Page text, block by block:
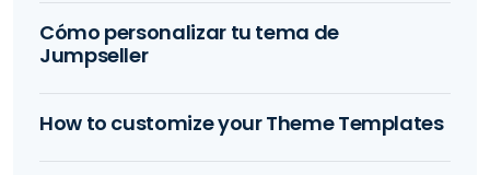
Cómo personalizar tu tema de
Jumpseller
How to customize your Theme Templates